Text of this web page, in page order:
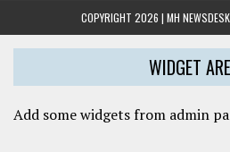
COPYRIGHT 2026 | MH
WIDGET
Add some widgets from admin